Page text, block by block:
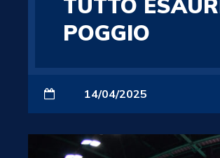
TUTTO
POGGIO
14/04/2025